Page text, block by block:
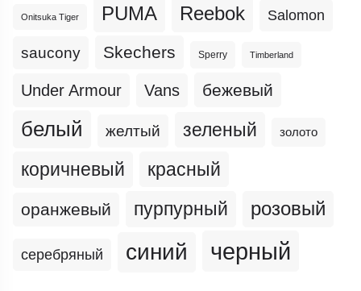
Onitsuka Tiger PUMA Reebok Salomon
saucony Skechers Sperry Timberland
Under Armour Vans бежевый
белый желтый зеленый золото
коричневый красный
оранжевый пурпурный розовый
серебряный синий черный